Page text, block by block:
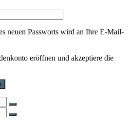
neuen Passworts wird an Ihre E-Mail-
eröffnen und akzeptiere die